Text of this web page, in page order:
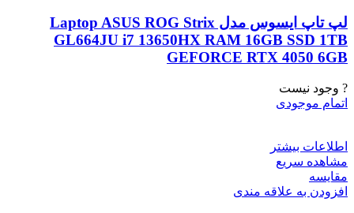
لپ تاپ ایسوس مدل Laptop ASUS ROG Strix
GL664JU i7 13650HX RAM 16GB SSD 1TB
GEFORCE RTX 4050 6GB
? وجود نیست
اتمام موجودی
اطلاعات بیشتر
مشاهده سریع
مقایسه
افزودن به علاقه مندی